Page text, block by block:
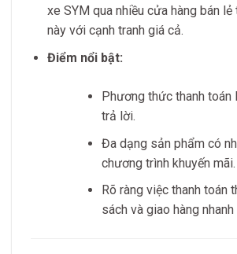
xe SYM qua nhiều cửa hàng bán lẻ
này với cạnh tranh giá cả.
Điểm nổi bật:
Phương thức thanh toán
trả lời.
Đa dạng sản phẩm có
chương trình khuyến mãi.
Rõ ràng việc thanh toán
sách và giao hàng nhanh